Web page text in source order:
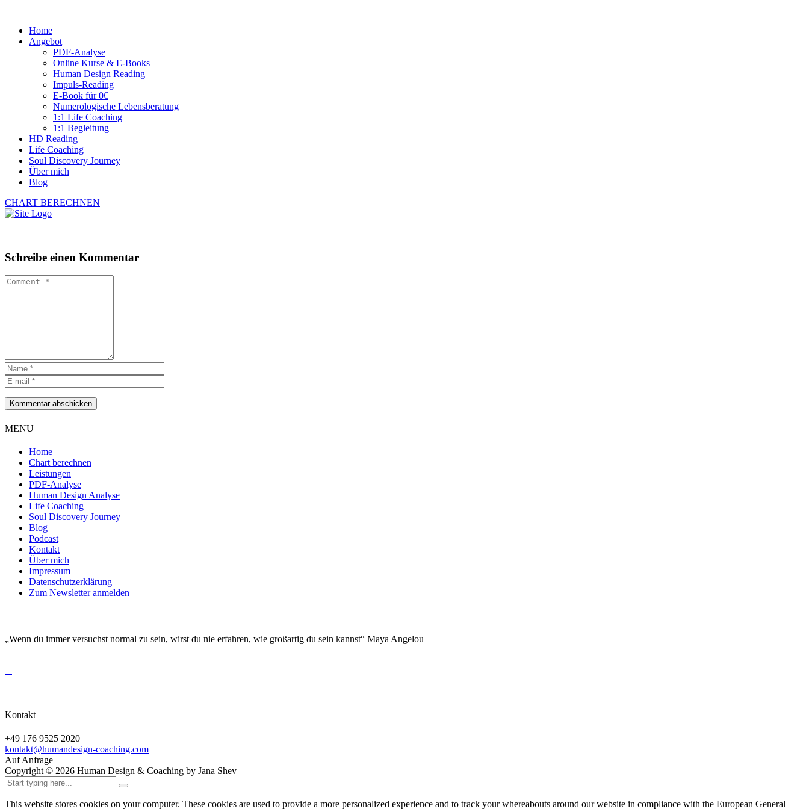
Home
Angebot
PDF-Analyse
Online Kurse & E-Books
Human Design Reading
Impuls-Reading
E-Book für 0€
Numerologische Lebensberatung
1:1 Life Coaching
1:1 Begleitung
HD Reading
Life Coaching
Soul Discovery Journey
Über mich
Blog
CHART BERECHNEN
Schreibe einen Kommentar
Kommentar abschicken
MENU
Home
Chart berechnen
Leistungen
PDF-Analyse
Human Design Analyse
Life Coaching
Soul Discovery Journey
Blog
Podcast
Kontakt
Über mich
Impressum
Datenschutzerklärung
Zum Newsletter anmelden
„Wenn du immer versuchst normal zu sein, wirst du nie erfahren, wie großartig du sein kannst“ Maya Angelou
Kontakt
+49 176 9525 2020
kontakt@humandesign-coaching.com
Auf Anfrage
Copyright © 2026 Human Design & Coaching by Jana Shev
This website stores cookies on your computer. These cookies are used to provide a more personalized experience and to track your whereabouts around our website in compliance with the European General